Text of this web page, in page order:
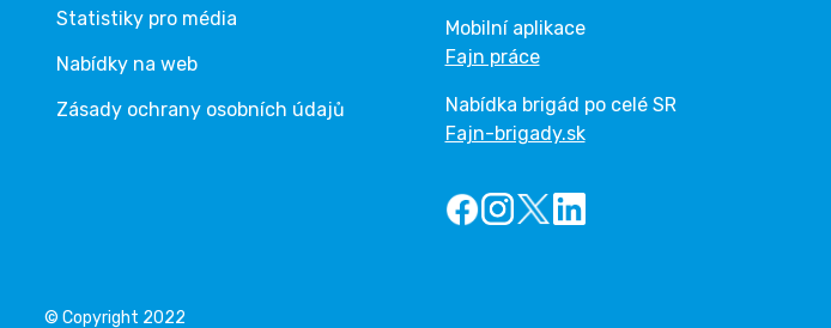
Statistiky pro média
Nabídky na web
Zásady ochrany osobních údajů
Mobilní aplikace
Fajn práce
Nabídka brigád po celé SR
Fajn-brigady.sk
© Copyright 2022